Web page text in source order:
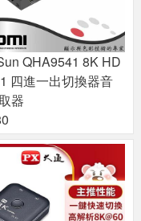
QHA9541 8K HD
四進一出切換器音
器